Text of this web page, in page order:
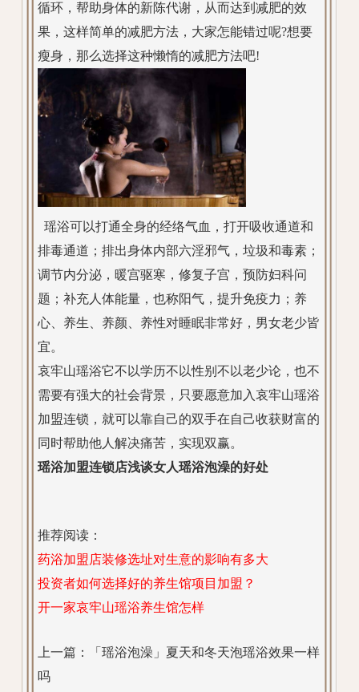
循环，帮助身体的新陈代谢，从而达到减肥的效
果，这样简单的减肥方法，大家怎能错过呢?想要
瘦身，那么选择这种懒惰的减肥方法吧!
瑶浴可以打通全身的经络气血，打开吸收通道和
排毒通道；排出身体内部六淫邪气，垃圾和毒素；
调节内分泌，暖宫驱寒，修复子宫，预防妇科问
题；补充人体能量，也称阳气，提升免疫力；养
心、养生、养颜、养性对睡眠非常好，男女老少皆
宜。
哀牢山瑶浴它不以学历不以性别不以老少论，也不
需要有强大的社会背景，只要愿意加入哀牢山瑶浴
加盟连锁，就可以靠自己的双手在自己收获财富的
同时帮助他人解决痛苦，实现双赢。
瑶浴加盟连锁店浅谈女人瑶浴泡澡的好处
推荐阅读：
药浴加盟店装修选址对生意的影响有多大
投资者如何选择好的养生馆项目加盟？
开一家哀牢山瑶浴养生馆怎样
上一篇：
「瑶浴泡澡」夏天和冬天泡瑶浴效果一样
吗